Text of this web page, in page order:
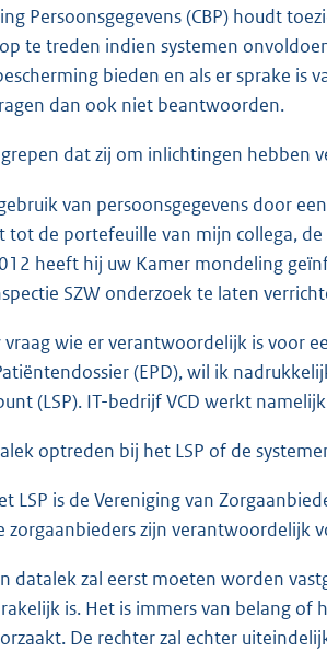
Persoonsgegevens (CBP) houdt
te treden indien systemen
bieden en als er sprake is
dan ook niet beantwoorden.
dat zij om inlichtingen hebben
van persoonsgegevens door
de portefeuille van mijn collega,
heeft hij uw Kamer mondeling
SZW onderzoek te laten
wie er verantwoordelijk is voor
(EPD), wil ik
(LSP). IT-bedrijf VCD werkt
optreden bij het LSP of de
LSP is de Vereniging van
zorgaanbieders zijn verantwoordelijk
datalek zal eerst moeten worden
is. Het is immers van belang
De rechter zal echter